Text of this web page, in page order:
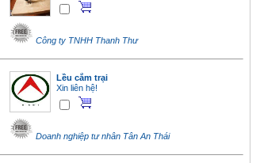
Công ty TNHH Thanh Thư
Lều cắm trại
Xin liên hệ!
Doanh nghiệp tư nhân Tân An Thái